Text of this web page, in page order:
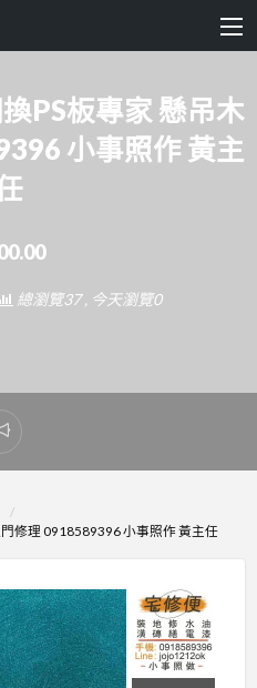
PS板專家 懸吊木
小事照作 黃主
總瀏覽37 , 今天瀏覽0
修理 0918589396 小事照作 黃主任